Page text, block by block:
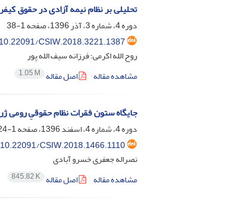
تحلیلی بر نظام نیمه ‌آزادی در حقوق
دوره 4، شماره 3، آذر 1396، صفحه
1-38
10.22091/CSIW.2018.3221.1387
روح الله اکرمی؛ فرزانه سیف الله پور
مشاهده مقاله
اصل مقاله 1.05 M
جایگاه ستون فقرات نظام حقوقیِ رومی
دوره 4، شماره 4، اسفند 1396، صفحه
1-24
10.22091/CSIW.2018.1466.1110
نصراله جعفری خسرو آبادی
مشاهده مقاله
اصل مقاله 845.82 K